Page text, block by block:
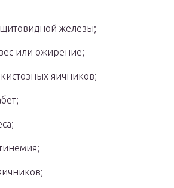
железы;
или ожирение;
яичников;